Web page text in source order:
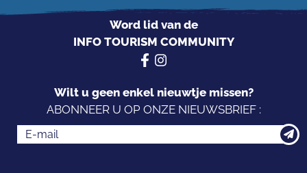
Word lid van de
INFO TOURISM COMMUNITY
Wilt u geen enkel nieuwtje missen?
ABONNEER U OP ONZE NIEUWSBRIEF :